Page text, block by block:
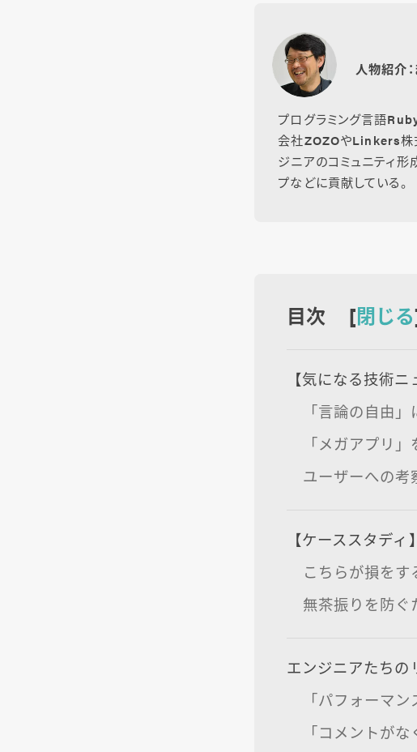
人物紹介
プログラミング言語
会社ZOZOやLinkers株
ジニアのコミュニティ
プなどに貢献している。
目次 [閉じる
【気になる技術
「言論の自由
「メガアプリ
ユーザーへの考
【ケーススタデ
こちらが損を
無茶振りを防
エンジニアたちの
「パフォーマ
「コメントが